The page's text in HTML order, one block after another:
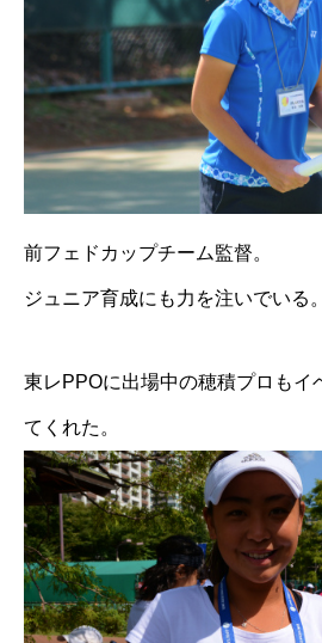
前フェドカップチーム監督。
ジュニア育成にも力を注いでいる。
東レPPOに出場中の穂積プロもイ
てくれた。